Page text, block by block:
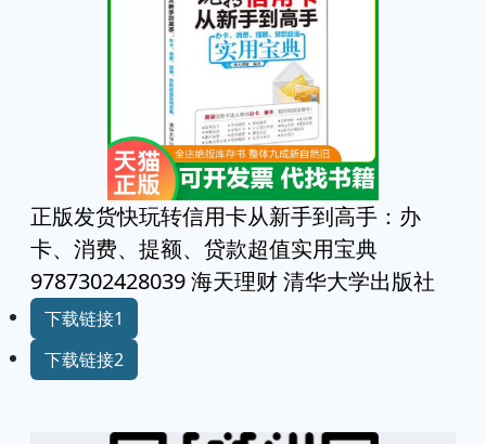
正版发货快玩转信用卡从新手到高手：办
卡、消费、提额、贷款超值实用宝典
9787302428039 海天理财 清华大学出版社
下载链接1
下载链接2